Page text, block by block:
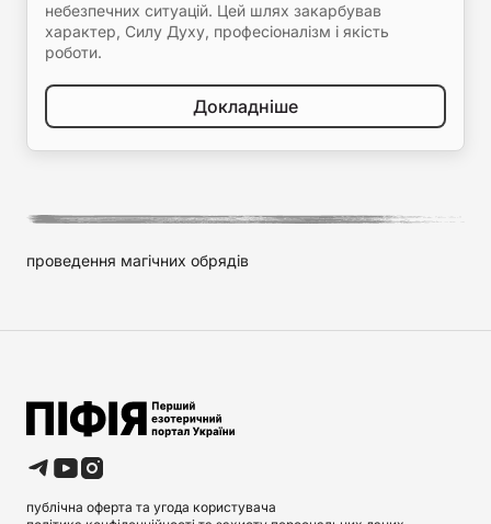
небезпечних ситуацій. Цей шлях закарбував
характер, Силу Духу, професіоналізм і якість
роботи.
Докладніше
проведення магічних обрядів
публічна оферта та угода користувача